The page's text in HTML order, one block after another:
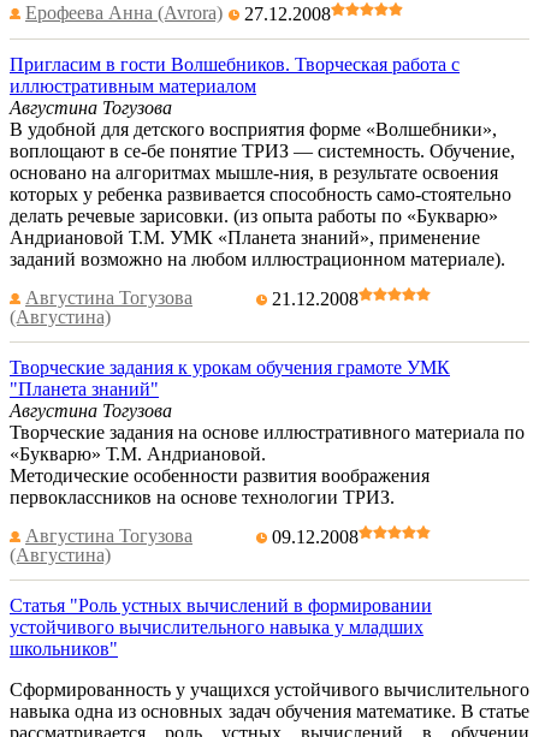
Ерофеева Анна (Avrora)
27.12.2008
Пригласим в гости Волшебников. Творческая работа с
иллюстративным материалом
Августина Тогузова
В удобной для детского восприятия форме «Волшебники»,
воплощают в се-бе понятие ТРИЗ — системность. Обучение,
основано на алгоритмах мышле-ния, в результате освоения
которых у ребенка развивается способность само-стоятельно
делать речевые зарисовки. (из опыта работы по «Букварю»
Андриановой Т.М. УМК «Планета знаний», применение
заданий возможно на любом иллюстрационном материале).
Августина Тогузова
(Августина)
21.12.2008
Творческие задания к урокам обучения грамоте УМК
"Планета знаний"
Августина Тогузова
Творческие задания на основе иллюстративного материала по
«Букварю» Т.М. Андриановой.
Методические особенности развития воображения
первоклассников на основе технологии ТРИЗ.
Августина Тогузова
(Августина)
09.12.2008
Статья "Роль устных вычислений в формировании
устойчивого вычислительного навыка у младших
школьников"
Сформированность у учащихся устойчивого вычислительного
навыка одна из основных задач обучения математике. В статье